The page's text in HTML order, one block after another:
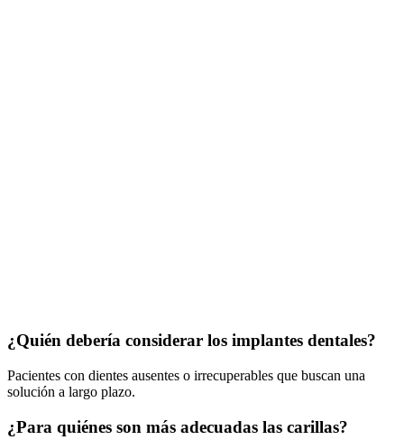
¿Quién debería considerar los implantes dentales?
Pacientes con dientes ausentes o irrecuperables que buscan una
solución a largo plazo.
¿Para quiénes son más adecuadas las carillas?